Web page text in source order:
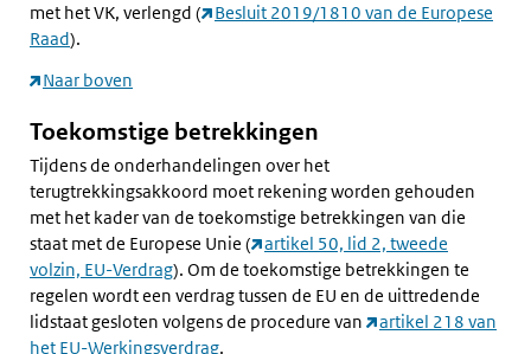
met het VK, verlengd (
Besluit 2019/1810 van de Europese
Raad).
Naar boven
Toekomstige betrekkingen
Tijdens de onderhandelingen over het
terugtrekkingsakkoord moet rekening worden gehouden
met het kader van de toekomstige betrekkingen van die
staat met de Europese Unie (
artikel 50, lid 2, tweede
volzin, EU-Verdrag). Om de toekomstige betrekkingen te
regelen wordt een verdrag tussen de EU en de uittredende
lidstaat gesloten volgens de procedure van
artikel 218 van
het EU-Werkingsverdrag.